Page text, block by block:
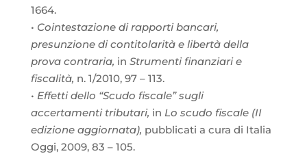
1664.
• Cointestazione di rapporti bancari,
presunzione di contitolarità e libertà della
prova contraria, in Strumenti finanziari e
fiscalità, n. 1/2010, 97 – 113.
• Effetti dello “Scudo fiscale” sugli
accertamenti tributari, in Lo scudo fiscale (II
edizione aggiornata), pubblicati a cura di Italia
Oggi, 2009, 83 – 105.